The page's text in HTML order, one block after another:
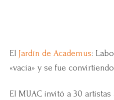
El Jardín de Academus:
«vacía» y se fue
El MUAC invitó a 30